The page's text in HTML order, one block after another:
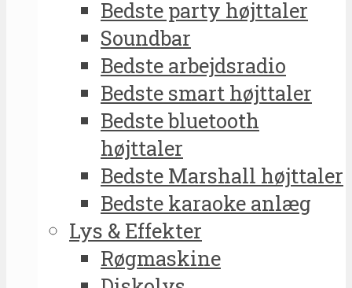
Bedste party højttaler
Soundbar
Bedste arbejdsradio
Bedste smart højttaler
Bedste bluetooth
højttaler
Bedste Marshall højttaler
Bedste karaoke anlæg
Lys & Effekter
Røgmaskine